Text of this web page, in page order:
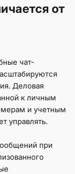
от
чат-
Деловая
к личным
и учетным
управлять.
при